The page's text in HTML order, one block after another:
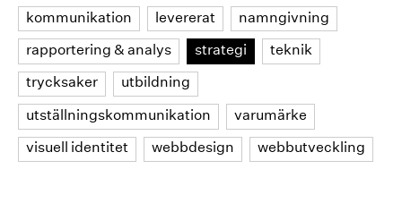
kommunikation
levererat
namngivning
rapportering & analys
strategi
teknik
trycksaker
utbildning
utställningskommunikation
varumärke
visuell identitet
webbdesign webbutveckling